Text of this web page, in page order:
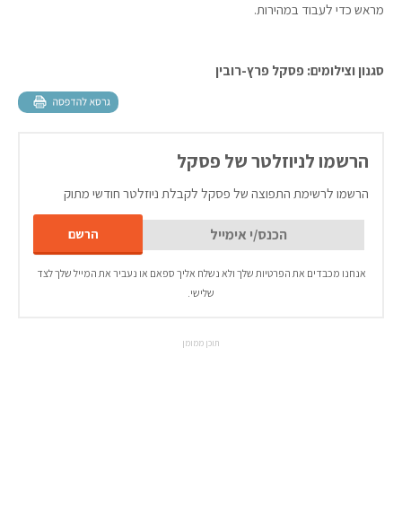
מראש כדי לעבוד במהירות.
סגנון וצילומים: פסקל פרץ-רובין
הרשמו לניוזלטר של פסקל
הרשמו לרשימת התפוצה של פסקל לקבלת ניוזלטר חודשי מתוק
אנחנו מכבדים את הפרטיות שלך ולא נשלח אליך ספאם או נעביר את המייל שלך לצד
שלישי.
תוכן ממומן